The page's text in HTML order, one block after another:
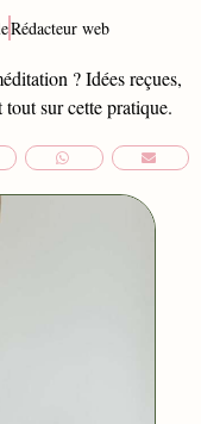
Rédacteur web
? Idées reçues,
sur cette pratique.